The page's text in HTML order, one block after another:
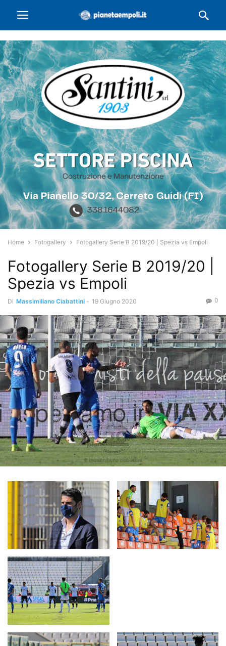
Home Fotogallery Fotogallery Serie B 2019/20 | Spezia vs Empoli
Fotogallery Serie B 2019/20 |
Spezia vs Empoli
Di Massimiliano Ciabattini - 19 Giugno 2020 0